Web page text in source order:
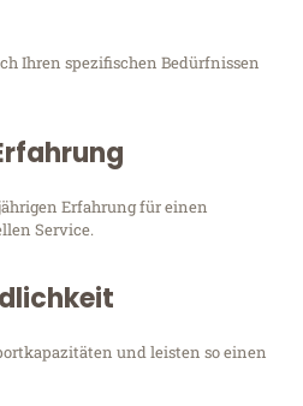
Ihren spezifischen Bedürfnissen
Erfahrung für einen
Service.
und leisten so einen